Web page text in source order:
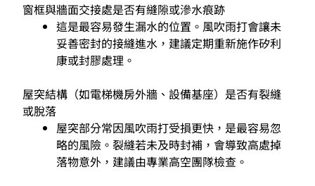
窗框與牆面交接處是否有縫隙或滲水痕跡
這是最容易發生漏水的位置。風吹雨打會讓未
妥善密封的接縫進水，建議定期重新施作矽利
康或封膠處理。
屋突結構（如電梯機房外牆、設備基座）是否有裂縫
或脫落
屋突部分常因風吹雨打受損更快，是最容易忽
略的風險。裂縫若未及時封補，會導致高處掉
落物意外，建議由專業高空團隊檢查。